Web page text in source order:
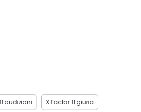
audizioni X Factor 11 giuria